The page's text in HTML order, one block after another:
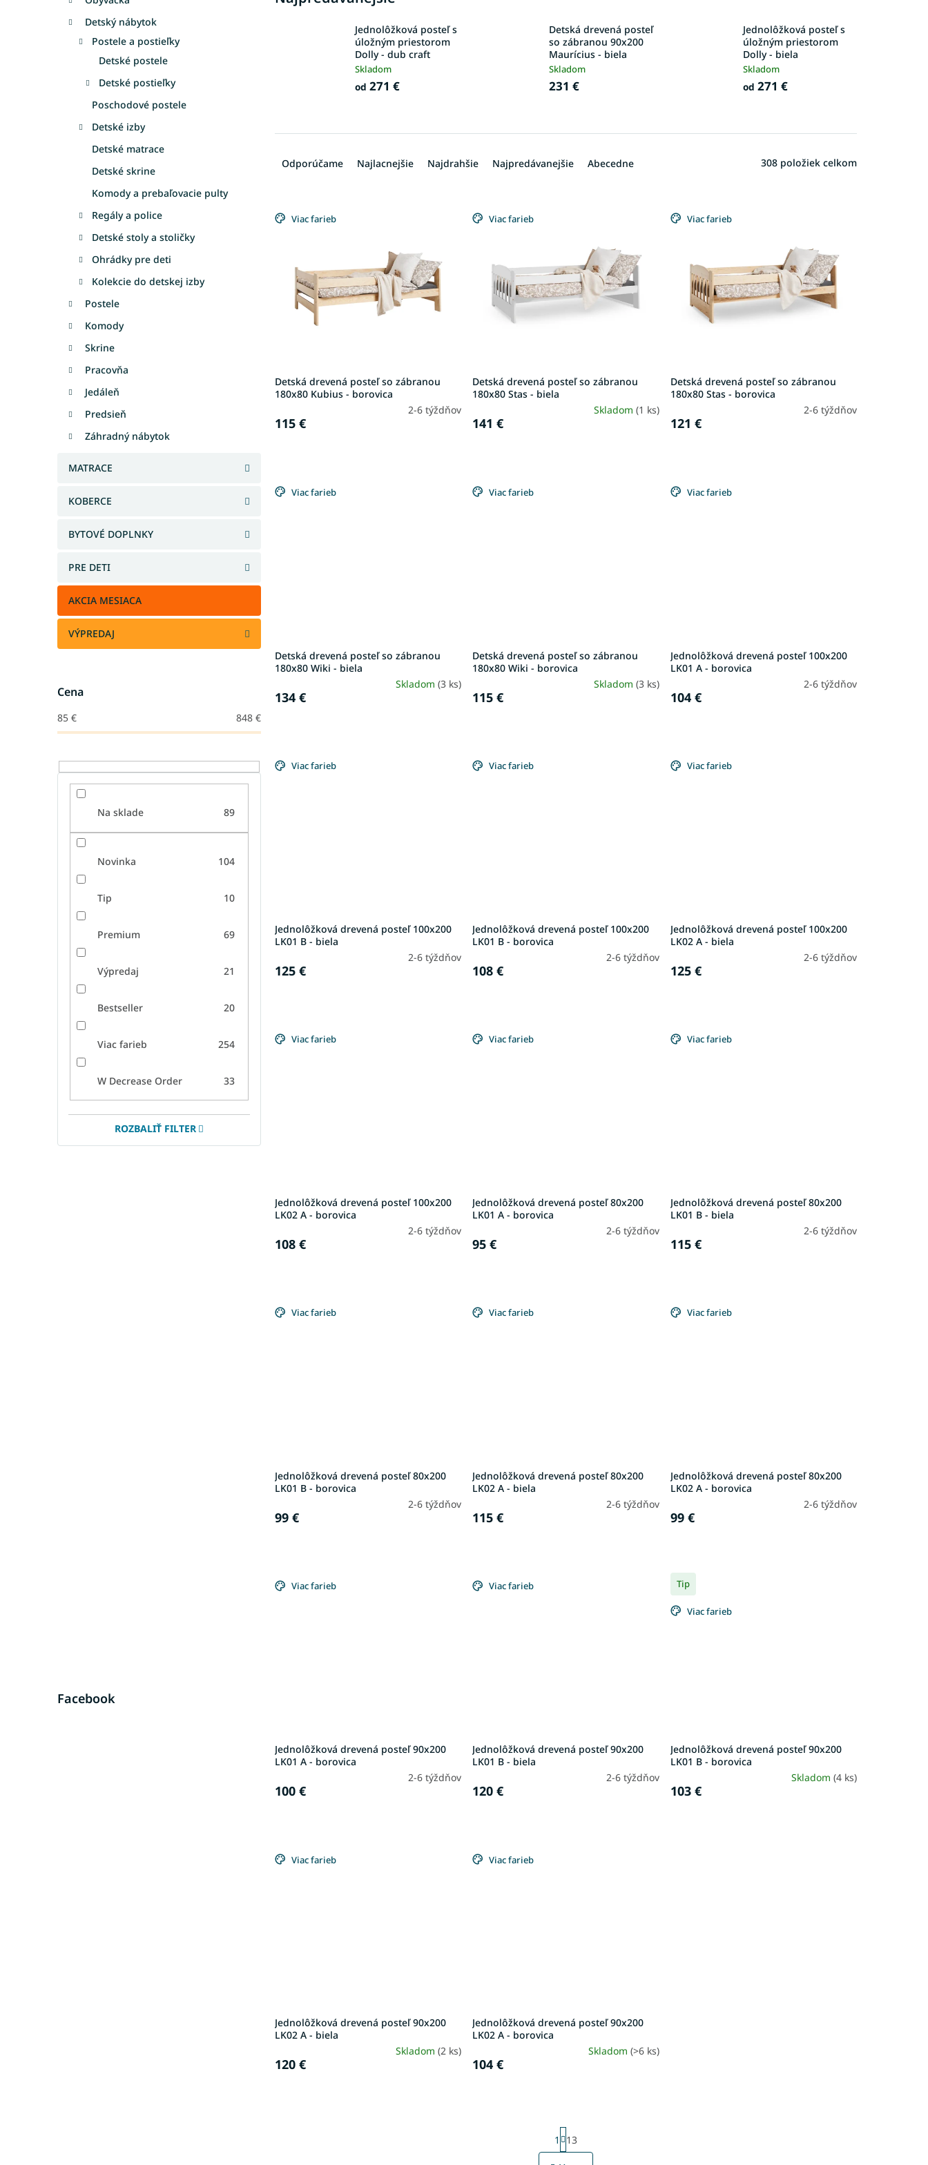
Detský nábytok
Postele a postieľky
Detské postele
Detské postieľky
Poschodové postele
Detské izby
Detské matrace
Detské skrine
Komody a prebaľovacie pulty
Regály a police
Detské stoly a stoličky
Ohrádky pre deti
Kolekcie do detskej izby
Postele
Komody
Skrine
Pracovňa
Jedáleň
Predsieň
Záhradný nábytok
MATRACE
KOBERCE
BYTOVÉ DOPLNKY
PRE DETI
AKCIA MESIACA
VÝPREDAJ
Cena
85 € 848 €
Na sklade 89
Novinka 104
Tip 10
Premium 69
Výpredaj 21
Bestseller 20
Viac farieb 254
W Decrease Order 33
ROZBALIŤ FILTER
Facebook
Jednolôžková posteľ s
úložným priestorom
Dolly - dub craft
Skladom
od 271 €
Detská drevená posteľ
so zábranou 90x200
Maurícius - biela
Skladom
231 €
Jednolôžková posteľ s
úložným priestorom
Dolly - biela
Skladom
od 271 €
a
i
v
Odporúčame Najlacnejšie Najdrahšie Najpredávanejšie Abecedne 308 položiek celkom
ý
o
v
Viac farieb
Detská drevená posteľ so zábranou
180x80 Kubius - borovica
2-6 týždňov
115 €
Viac farieb
Detská drevená posteľ so zábranou
180x80 Stas - biela
Skladom (1 ks)
141 €
Viac farieb
Detská drevená posteľ so zábranou
180x80 Stas - borovica
2-6 týždňov
121 €
Viac farieb
Detská drevená posteľ so zábranou
180x80 Wiki - biela
Skladom(3 ks)
134 €
Viac farieb
Detská drevená posteľ so zábranou
180x80 Wiki - borovica
Skladom (3 ks)
115 €
Viac farieb
Jednolôžková drevená posteľ 100x200
LK01 A - borovica
2-6 týždňov
104 €
Viac farieb
Jednolôžková drevená posteľ 100x200
LK01 B - biela
2-6 týždňov
125 €
Viac farieb
Jednolôžková drevená posteľ 100x200
LK01 B - borovica
2-6 týždňov
108 €
Viac farieb
Jednolôžková drevená posteľ 100x200
LK02 A - biela
2-6 týždňov
125 €
Viac farieb
Jednolôžková drevená posteľ 100x200
LK02 A - borovica
2-6 týždňov
108 €
Viac farieb
Jednolôžková drevená posteľ 80x200
LK01 A - borovica
2-6 týždňov
95 €
Viac farieb
Jednolôžková drevená posteľ 80x200
LK01 B - biela
2-6 týždňov
115 €
Viac farieb
Jednolôžková drevená posteľ 80x200
LK01 B - borovica
2-6 týždňov
99 €
Viac farieb
Jednolôžková drevená posteľ 80x200
LK02 A - biela
2-6 týždňov
115 €
Viac farieb
Jednolôžková drevená posteľ 80x200
LK02 A - borovica
2-6 týždňov
99 €
Viac farieb
Jednolôžková drevená posteľ 90x200
LK01 A - borovica
2-6 týždňov
100 €
Viac farieb
Jednolôžková drevená posteľ 90x200
LK01 B - biela
2-6 týždňov
120 €
Tip
Viac farieb
Jednolôžková drevená posteľ 90x200
LK01 B - borovica
Skladom (4 ks)
103 €
Viac farieb
Jednolôžková drevená posteľ 90x200
LK02 A - biela
Skladom(2 ks)
120 €
Viac farieb
Jednolôžková drevená posteľ 90x200
LK02 A - borovica
Skladom (>6 ks)
104 €
O
S
t
r
1 13